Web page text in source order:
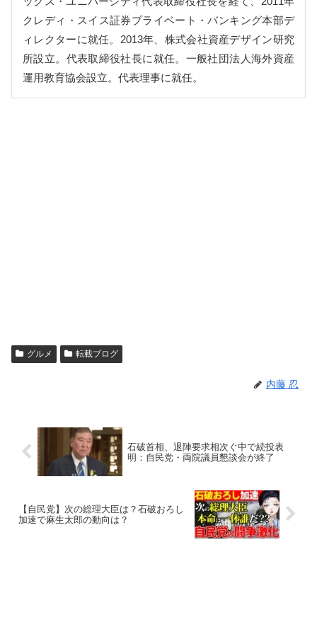
クレディ・スイス証券プライベート・バンキング本部デ
ィレクターに就任。2013年、株式会社資産デザイン研究
所設立。代表取締役社長に就任。一般社団法人海外資産
運用教育協会設立。代表理事に就任。
グルメ 転載ブログ
内藤 忍
石破首相、退陣要求相次ぐ中で続投表
明：自民党・両院議員懇談会が終了
【自民党】次の総理大臣は？石破おろし
加速で麻生太郎の動向は？